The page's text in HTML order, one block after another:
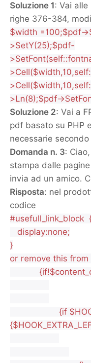
Soluzione 1: Vai
righe 376-384,
$width =100;$pdf->
>SetY(25);$pdf-
>SetFont(self::
>Cell($width,10,self
>Cell($width,10,self
>Ln(8);$pdf->
Soluzione 2: Vai a
pdf basato su PHP
necessarie
Domanda n. 3:
stampa dalle
invia ad un amico.
Risposta: nel
codice
#usefull_link_block
display:none;
}
or remove this
{if